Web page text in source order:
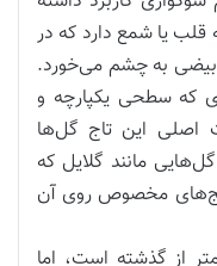
یا شمع دارد که در
بیضی به چشم می‌خورد.
که سطحی یکپارچه و
اصلی این تاج گل‌ها
مانند گلایل که
مخصوص روی آن
از گذشته است، اما